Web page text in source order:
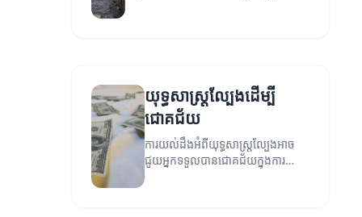
យុទ្ធសាស្ត្រល្បែងដើម្បី
ជោគជ័យ
ការយល់ដឹងអំពីយុទ្ធសាស្ត្រល្បែងអាច
ជួយអ្នកទទួលបានជោគជ័យក្នុងការ